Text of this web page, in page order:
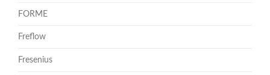
FORME
Freflow
Fresenius